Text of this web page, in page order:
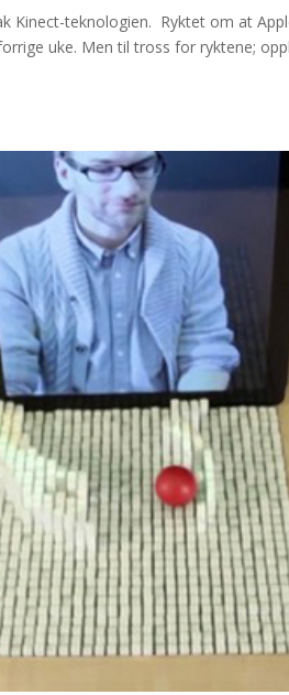
Kinect-teknologien. Ryktet om at
uke. Men til tross for ryktene;